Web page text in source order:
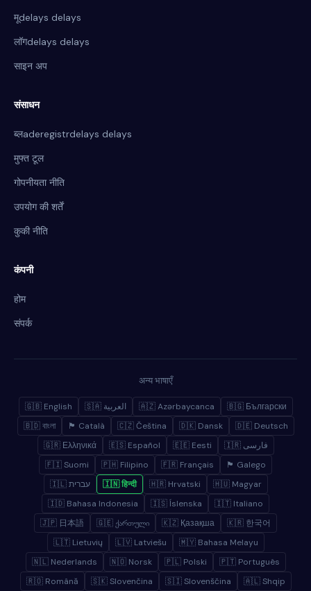
मूdelays delays
लॉगdelays delays
साइन अप
संसाधन
ब्लaderegistrdelays delays
मुफ्त टूल
गोपनीयता नीति
उपयोग की शर्तें
कुकी नीति
कंपनी
होम
संपर्क
अन्य भाषाएँ
🇬🇧 English 🇸🇦 العربية 🇦🇿 Azərbaycanca
🇧🇬 Български
🇧🇩 বাংলা
🏴 Català 🇨🇿 Čeština 🇩🇰 Dansk
🇩🇪 Deutsch
🇬🇷 Ελληνικά
🇪🇸 Español 🇪🇪 Eesti
🇮🇷 فارسی
🇫🇮 Suomi
🇵🇭 Filipino 🇫🇷 Français
🏴 Galego
🇮🇱 עברית
🇮🇳 हिन्दी 🇭🇷 Hrvatski
🇭🇺 Magyar
🇮🇩 Bahasa Indonesia
🇮🇸 Íslenska
🇮🇹 Italiano
🇯🇵 日本語
🇬🇪 ქართული 🇰🇿 Қазақша
🇰🇷 한국어
🇱🇹 Lietuvių
🇱🇻 Latviešu
🇲🇾 Bahasa Melayu
🇳🇱 Nederlands
🇳🇴 Norsk 🇵🇱 Polski
🇵🇹 Português
🇷🇴 Română
🇸🇰 Slovenčina 🇸🇮 Slovenščina 🇦🇱 Shqip